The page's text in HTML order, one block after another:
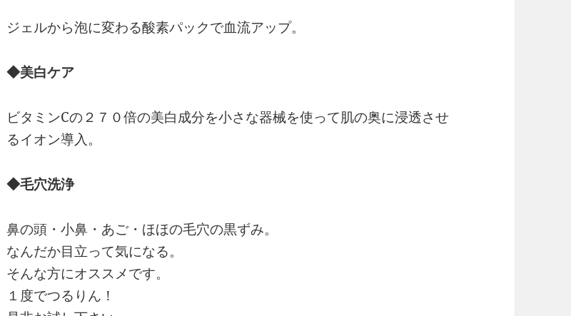
ジェルから泡に変わる酸素パックで血流アップ。
◆美白ケア
ビタミンCの２７０倍の美白成分を小さな器械を使って肌の奥に浸透させ
るイオン導入。
◆毛穴洗浄
鼻の頭・小鼻・あご・ほほの毛穴の黒ずみ。
なんだか目立って気になる。
そんな方にオススメです。
１度でつるりん！